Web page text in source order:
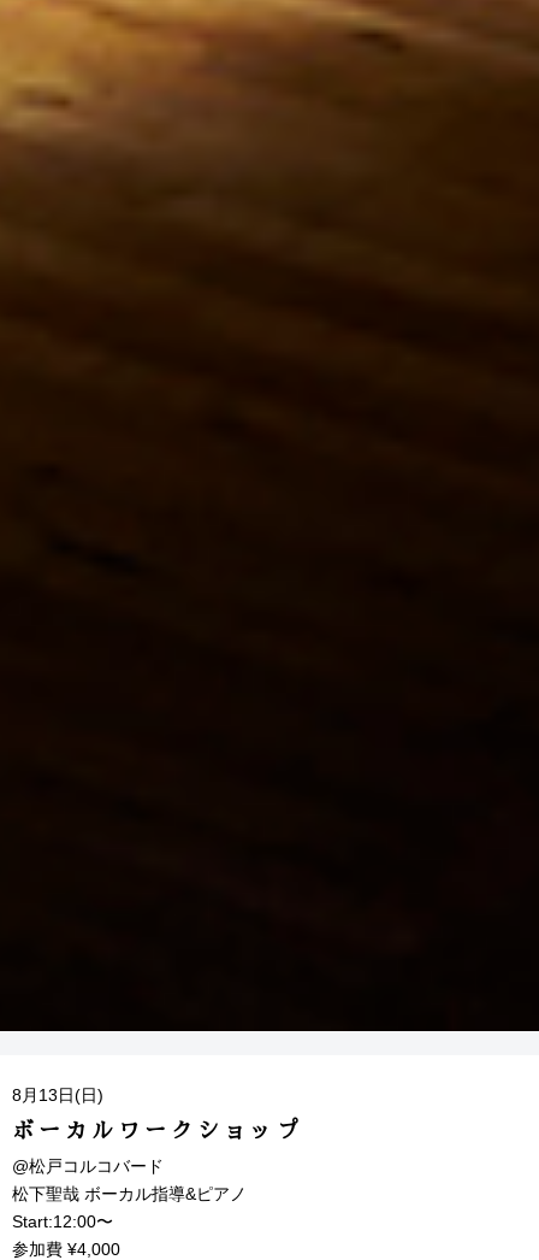
8月13日(日)
ボーカルワークショップ
@松戸コルコバード
松下聖哉 ボーカル指導&ピアノ
Start:12:00〜
参加費 ¥4,000